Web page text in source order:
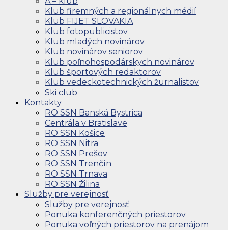
Klub firemných a regionálnych médií
Klub FIJET SLOVAKIA
Klub fotopublicistov
Klub mladých novinárov
Klub novinárov seniorov
Klub poľnohospodárskych novinárov
Klub športových redaktorov
Klub vedeckotechnických žurnalistov
Ski club
Kontakty
RO SSN Banská Bystrica
Centrála v Bratislave
RO SSN Košice
RO SSN Nitra
RO SSN Prešov
RO SSN Trenčín
RO SSN Trnava
RO SSN Žilina
Služby pre verejnosť
Služby pre verejnosť
Ponuka konferenčných priestorov
Ponuka voľných priestorov na prenájom